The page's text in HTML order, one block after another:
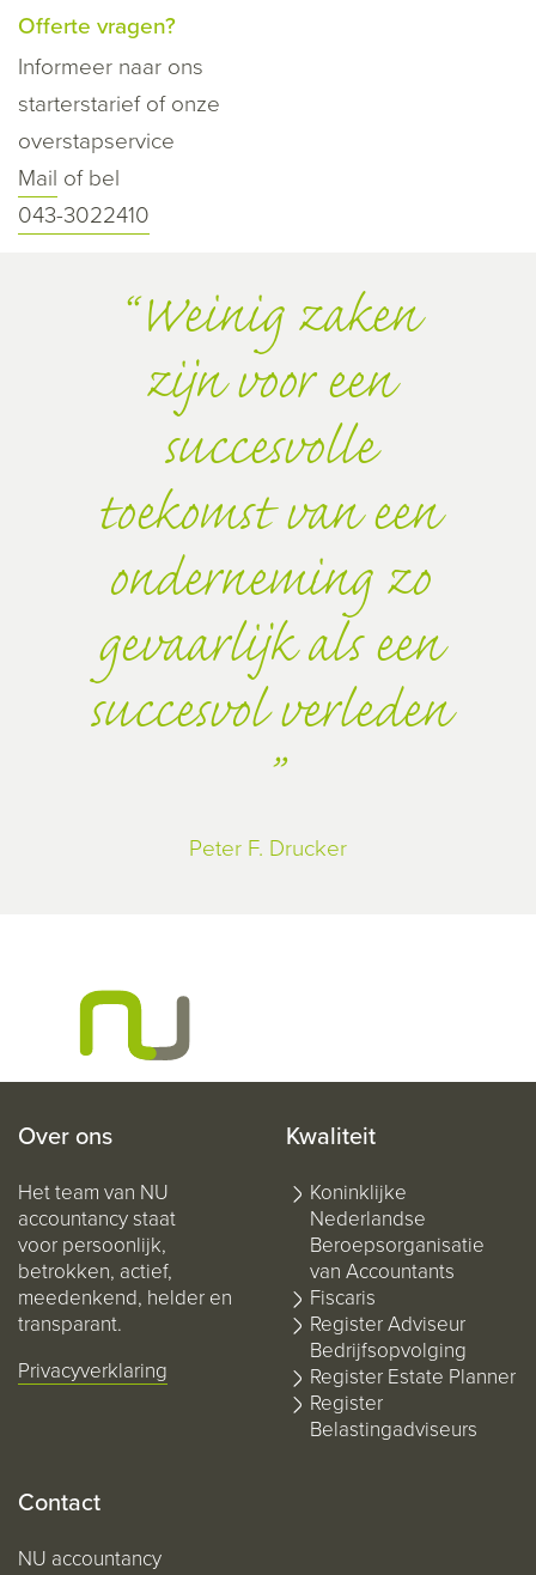
Offerte vragen?
Informeer naar ons
starterstarief of onze
overstapservice
Mail of bel
043-3022410
Weinig zaken
zijn voor een
succesvolle
toekomst van een
onderneming zo
gevaarlijk als een
succesvol verleden
Peter F. Drucker
Over ons
Het team van NU
accountancy staat
voor persoonlijk,
betrokken, actief,
meedenkend, helder en
transparant.
Privacyverklaring
Kwaliteit
Koninklijke
Nederlandse
Beroepsorganisatie
van Accountants
Fiscaris
Register Adviseur
Bedrijfsopvolging
Register Estate Planner
Register
Belastingadviseurs
Contact
NU accountancy